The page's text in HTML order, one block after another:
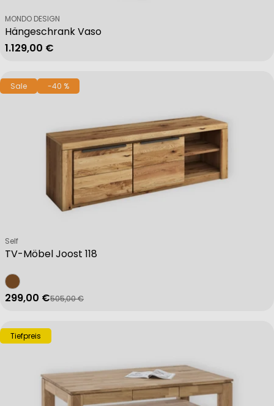
Hängeschrank Vaso
Verkäufer:
MONDO DESIGN
Regulärer Preis
1.129,00 €
Sale -40 %
TV-Möbel Joost 118
Verkäufer:
Self
Verkaufspreis
299,00 €
Regulärer Preis
505,00 €
Tiefpreis